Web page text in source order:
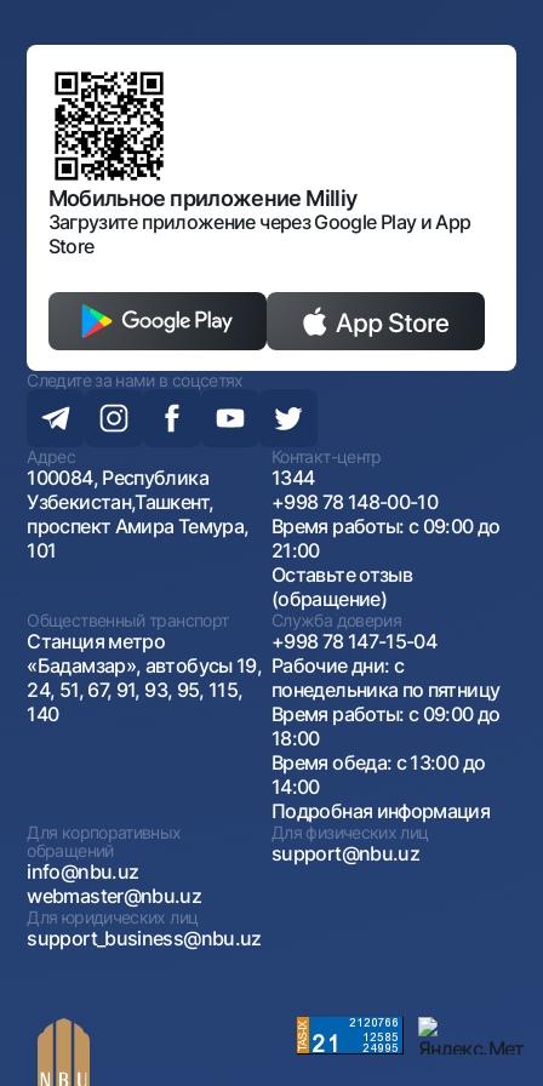
Противодействие коррупции
Фирменный стиль
Карта сайта
Офисы и банкоматы
Согласие на обработку персональных данных
Галерея изобразительного искусства Узбекистана
Типовые договоры
Обсуждение проектов нормативно-правовых
документов
Нормативно-правовые документы
Порядок и режим работы НБУ
Открытые данные
Антимонопольный комплаенс
Мобильное приложение Milliy
Загрузите приложение через Google Play и App
Store
Следите за нами в соцсетях
Адрес
100084, Республика
Узбекистан,Ташкент,
проспект Амира Темура,
101
Контакт-центр
1344
+998 78 148-00-10
Время работы: с 09:00 до
21:00
Оставьте отзыв
(обращение)
Общественный транспорт
Станция метро
«Бадамзар», автобусы 19,
24, 51, 67, 91, 93, 95, 115,
140
Служба доверия
+998 78 147-15-04
Рабочие дни: с
понедельника по пятницу
Время работы: с 09:00 до
18:00
Время обеда: с 13:00 до
14:00
Подробная информация
Для корпоративных
обращений
info@nbu.uz
webmaster@nbu.uz
Для физических лиц
support@nbu.uz
Для юридических лиц
support_business@nbu.uz